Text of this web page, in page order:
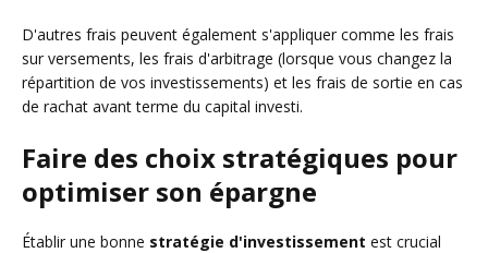
D'autres frais peuvent également s'appliquer comme les frais
sur versements, les frais d'arbitrage (lorsque vous changez la
répartition de vos investissements) et les frais de sortie en cas
de rachat avant terme du capital investi.
Faire des choix stratégiques pour
optimiser son épargne
Établir une bonne stratégie d'investissement est crucial